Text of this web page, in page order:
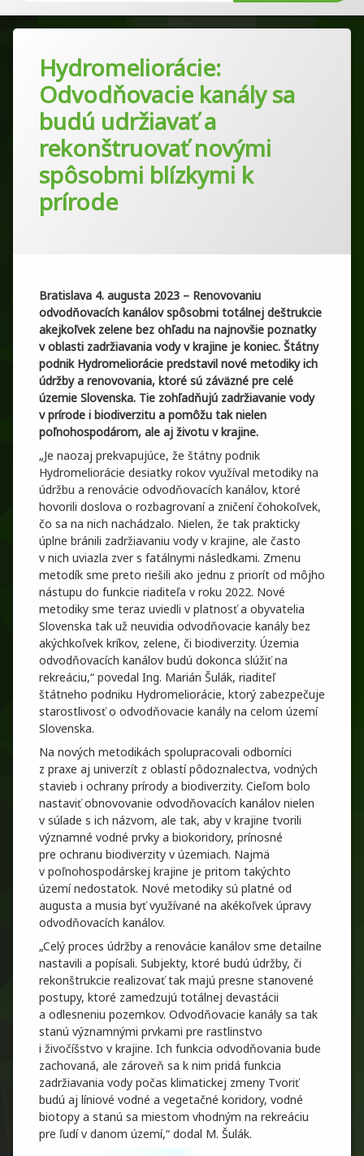
Objednávky 2020
Objednávky 2021
Objednávky 2022
Objednávky 2023
Objednávky 2026
Hydromeliorácie:
Odvodňovacie kanály sa
budú udržiavať a
rekonštruovať novými
spôsobmi blízkymi k
prírode
Bratislava 4. augusta 2023 – Renovovaniu
odvodňovacích kanálov spôsobmi totálnej deštrukcie
akejkoľvek zelene bez ohľadu na najnovšie poznatky
v oblasti zadržiavania vody v krajine je koniec. Štátny
podnik Hydromeliorácie predstavil nové metodiky ich
údržby a renovovania, ktoré sú záväzné pre celé
územie Slovenska. Tie zohľadňujú zadržiavanie vody
v prírode i biodiverzitu a pomôžu tak nielen
poľnohospodárom, ale aj životu v krajine.
„Je naozaj prekvapujúce, že štátny podnik
Hydromeliorácie desiatky rokov využíval metodiky na
údržbu a renovácie odvodňovacích kanálov, ktoré
hovorili doslova o rozbagrovaní a zničení čohokoľvek,
čo sa na nich nachádzalo. Nielen, že tak prakticky
úplne bránili zadržiavaniu vody v krajine, ale často
v nich uviazla zver s fatálnymi následkami. Zmenu
metodík sme preto riešili ako jednu z priorít od môjho
nástupu do funkcie riaditeľa v roku 2022. Nové
metodiky sme teraz uviedli v platnosť a obyvatelia
Slovenska tak už neuvidia odvodňovacie kanály bez
akýchkoľvek kríkov, zelene, či biodiverzity. Územia
odvodňovacích kanálov budú dokonca slúžiť na
rekreáciu,“ povedal Ing. Marián Šulák, riaditeľ
štátneho podniku Hydromeliorácie, ktorý zabezpečuje
starostlivosť o odvodňovacie kanály na celom území
Slovenska.
Na nových metodikách spolupracovali odborníci
z praxe aj univerzít z oblastí pôdoznalectva, vodných
stavieb i ochrany prírody a biodiverzity. Cieľom bolo
nastaviť obnovovanie odvodňovacích kanálov nielen
v súlade s ich názvom, ale tak, aby v krajine tvorili
významné vodné prvky a biokoridory, prínosné
pre ochranu biodiverzity v územiach. Najmä
v poľnohospodárskej krajine je pritom takýchto
území nedostatok. Nové metodiky sú platné od
augusta a musia byť využívané na akékoľvek úpravy
odvodňovacích kanálov.
„Celý proces údržby a renovácie kanálov sme detailne
nastavili a popísali. Subjekty, ktoré budú údržby, či
rekonštrukcie realizovať tak majú presne stanovené
postupy, ktoré zamedzujú totálnej devastácii
a odlesneniu pozemkov. Odvodňovacie kanály sa tak
stanú významnými prvkami pre rastlinstvo
i živočíšstvo v krajine. Ich funkcia odvodňovania bude
zachovaná, ale zároveň sa k nim pridá funkcia
zadržiavania vody počas klimatickej zmeny Tvoriť
budú aj líniové vodné a vegetačné koridory, vodné
biotopy a stanú sa miestom vhodným na rekreáciu
pre ľudí v danom území,“ dodal M. Šulák.